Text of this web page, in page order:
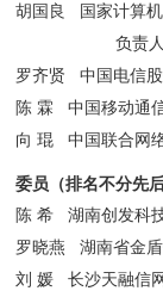
胡国良
国家计算
负责人
罗齐贤
中国电信
陈 霖
中国移动通
向琨 中国联合网
委员（排名不分先
陈希
湖南创发科
罗晓燕
湖南省金
刘媛
长沙天融信